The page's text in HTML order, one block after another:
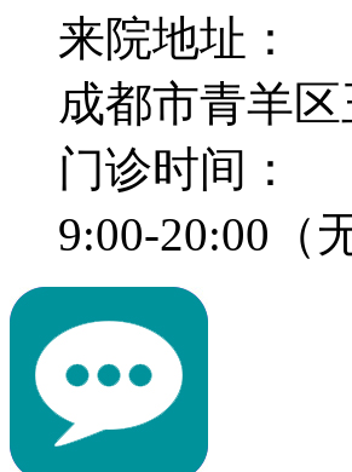
来院地址：
成都市青羊
门诊时间：
9:00-20:00（